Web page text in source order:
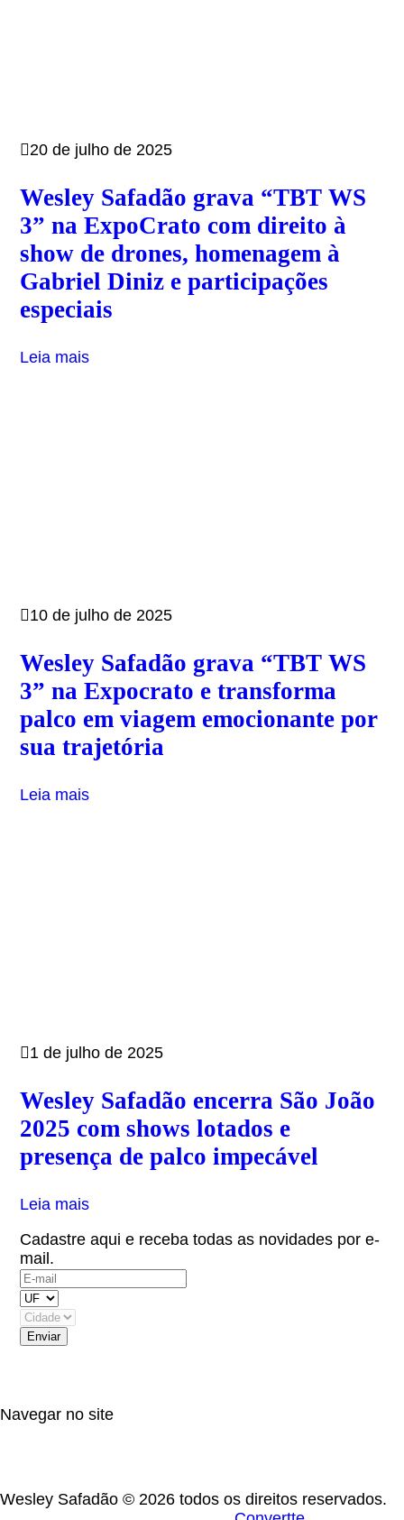
20 de julho de 2025
Wesley Safadão grava “TBT WS
3” na ExpoCrato com direito à
show de drones, homenagem à
Gabriel Diniz e participações
especiais
Leia mais
10 de julho de 2025
Wesley Safadão grava “TBT WS
3” na Expocrato e transforma
palco em viagem emocionante por
sua trajetória
Leia mais
1 de julho de 2025
Wesley Safadão encerra São João
2025 com shows lotados e
presença de palco impecável
Leia mais
Cadastre aqui e receba todas as novidades por e-
mail.
Navegar no site
Wesley Safadão © 2026 todos os direitos reservados.